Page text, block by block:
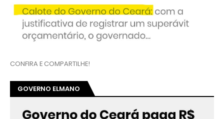
CONFIRA E COMPARTILHE!
GOVERNO ELMANO